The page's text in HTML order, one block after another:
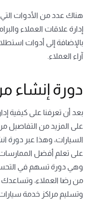
هناك عدد من الأدوات التي
إدارة علاقات العملاء
بالإضافة إلى أدوات
آراء العملاء.
دورة إنشاء
بعد أن تعرفنا على كيفية
على المزيد من التفاصيل
السيارات، وهذا عبر دورة
على تعلم أفضل الممارسات
وهي دورة تسهم في
من رضا العملاء، وتساعدك
وتسليم مراكز خدمة